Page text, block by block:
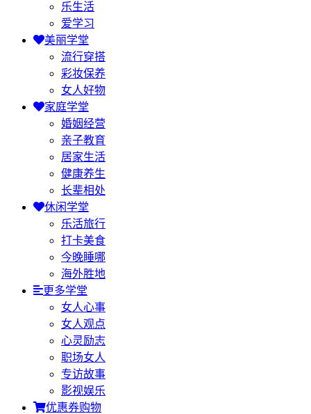
乐生活
爱学习
美丽学堂
流行穿搭
彩妆保养
女人好物
家庭学堂
婚姻经营
亲子教育
居家生活
健康养生
长辈相处
休闲学堂
乐活旅行
打卡美食
今晚睡哪
海外胜地
更多学堂
女人心事
女人观点
心灵励志
职场女人
专访故事
影视娱乐
优惠券购物